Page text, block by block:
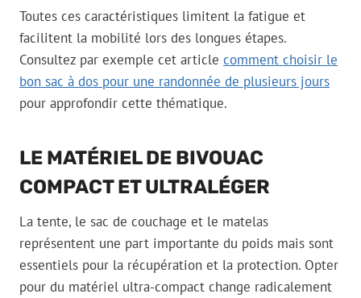
Toutes ces caractéristiques limitent la fatigue et
facilitent la mobilité lors des longues étapes.
Consultez par exemple cet article comment choisir le
bon sac à dos pour une randonnée de plusieurs jours
pour approfondir cette thématique.
LE MATÉRIEL DE BIVOUAC
COMPACT ET ULTRALÉGER
La tente, le sac de couchage et le matelas
représentent une part importante du poids mais sont
essentiels pour la récupération et la protection. Opter
pour du matériel ultra-compact change radicalement